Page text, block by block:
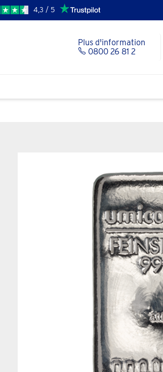
4,3 / 5
Plus d'information
0800 26 81 2